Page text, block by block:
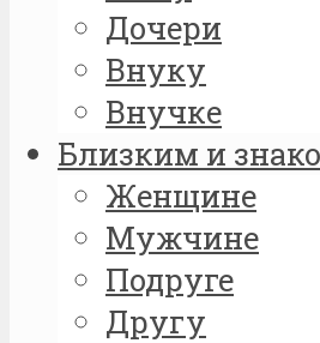
Дочери
Внуку
Внучке
Близким и
Женщине
Мужчине
Подруге
Другу